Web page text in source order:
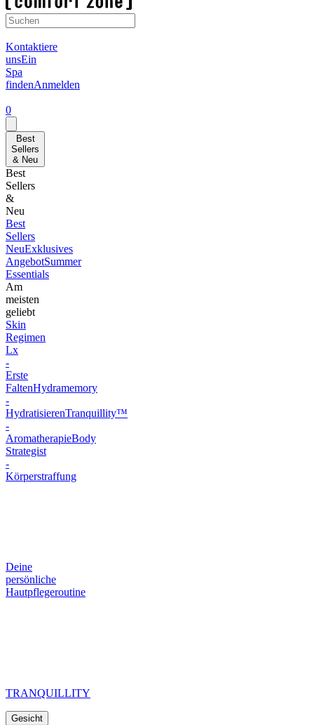
Kontaktiere
unsEin
Spa
findenAnmelden
0
Best
Sellers
& Neu
Best
Sellers
&
Neu
Best
Sellers
NeuExklusives
AngebotSummer
Essentials
Am
meisten
geliebt
Skin
Regimen
Lx
-
Erste
FaltenHydramemory
-
HydratisierenTranquillity™
-
AromatherapieBody
Strategist
-
Körperstraffung
Deine
persönliche
Hautpflegeroutine
TRANQUILLITY
Gesicht